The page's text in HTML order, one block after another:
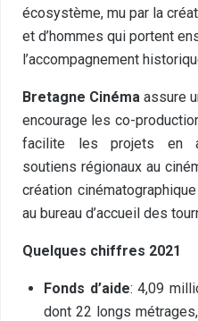
écosystème, mu par la
et d’hommes qui portent
l’accompagnement
Bretagne Cinéma assure
encourage les co-
facilite les projets en
soutiens régionaux au
création
au bureau d’accueil des
Quelques chiffres 2021
Fonds d’aide: 4,09
dont 22 longs